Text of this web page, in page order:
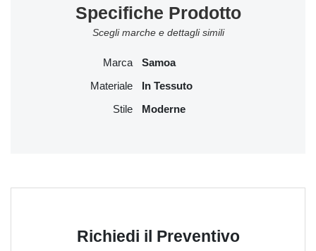
Richiedi il Preventivo
Specifiche Prodotto
Scegli marche e dettagli simili
Marca Samoa
Materiale In Tessuto
Stile Moderne